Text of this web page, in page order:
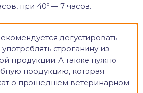
при 40º — 7 часов.
дегустировать
строганину из
продукции. А также нужно
продукцию, которая
о прошедшем ветеринарном